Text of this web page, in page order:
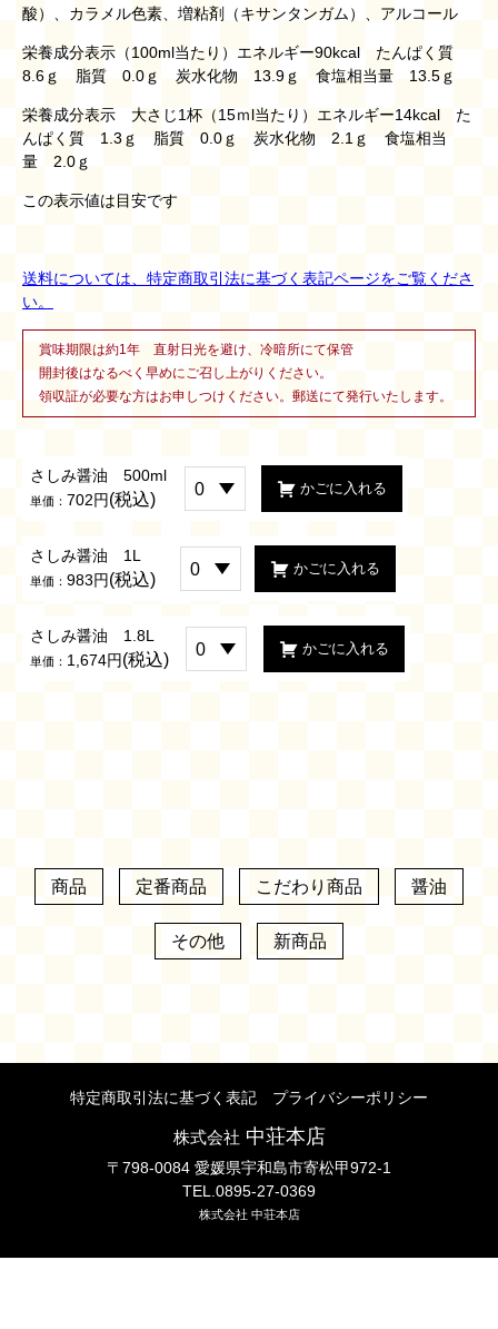
酸）、カラメル色素、増粘剤（キサンタンガム）、アルコール
栄養成分表示（100ml当たり）エネルギー90kcal たんぱく質
8.6ｇ 脂質 0.0ｇ 炭水化物 13.9ｇ 食塩相当量 13.5ｇ
栄養成分表示 大さじ1杯（15ｍl当たり）エネルギー14kcal た
んぱく質 1.3ｇ 脂質 0.0ｇ 炭水化物 2.1ｇ 食塩相当
量 2.0ｇ
この表示値は目安です
送料については、特定商取引法に基づく表記ページをご覧くださ
い。
賞味期限は約1年 直射日光を避け、冷暗所にて保管
開封後はなるべく早めにご召し上がりください。
領収証が必要な方はお申しつけください。郵送にて発行いたします。
さしみ醤油 500ml
単価： 702円(税込)
さしみ醤油 1L
単価： 983円(税込)
さしみ醤油 1.8L
単価： 1,674円(税込)
商品 定番商品 こだわり商品 醤油
その他 新商品
特定商取引法に基づく表記 プライバシーポリシー
株式会社 中荘本店
〒798-0084 愛媛県宇和島市寄松甲972-1
TEL.0895-27-0369
株式会社 中荘本店